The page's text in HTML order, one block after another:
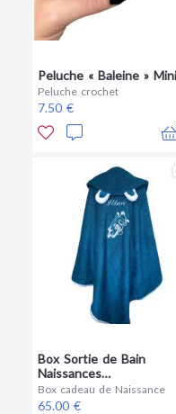
Peluche « Baleine » Mini
Peluche crochet
7.50 €
Box Sortie de Bain
Naissances
« PERSONNALISABLE »
Box cadeau de Naissance
65.00 €